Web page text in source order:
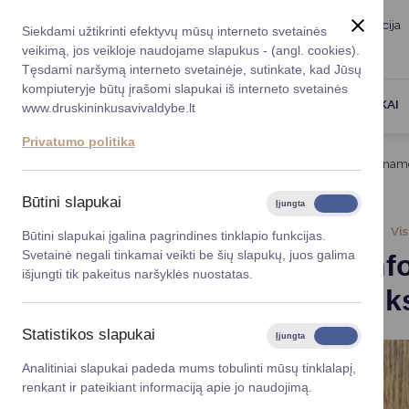
Siekdami užtikrinti efektyvų mūsų interneto svetainės
veikimą, jos veikloje naudojame slapukus - (angl. cookies).
Tęsdami naršymą interneto svetainėje, sutinkate, kad Jūsų
kompiuteryje būtų įrašomi slapukai iš interneto svetainės
www.druskininkusavivaldybe.lt
Privatumo politika
Būtini slapukai Įjungta
Būtini slapukai įgalina pagrindines tinklapio funkcijas.
Svetainė negali tinkamai veikti be šių slapukų, juos galima
išjungti tik pakeitus naršyklės nuostatas.
Statistikos slapukai Įjungta
Analitiniai slapukai padeda mums tobulinti mūsų tinklalapį,
renkant ir pateikiant informaciją apie jo naudojimą.
Taryba Meras
Registruokitės
Vicemerai
Mero patarėja
Administracija
Savivaldybės
Planavimo
Korupcijos
Viešieji
Lygios
Savivaldybės
Finansų
Karjera DUK
DRUSKININKAI
Svarbi informacija dėl
2025-05-27
Svarbi
adreso